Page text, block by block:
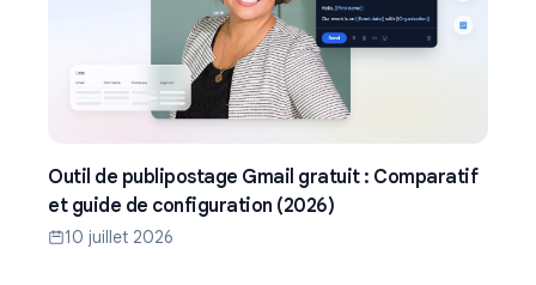
Outil de publipostage Gmail gratuit : Comparatif
et guide de configuration (2026)
10 juillet 2026